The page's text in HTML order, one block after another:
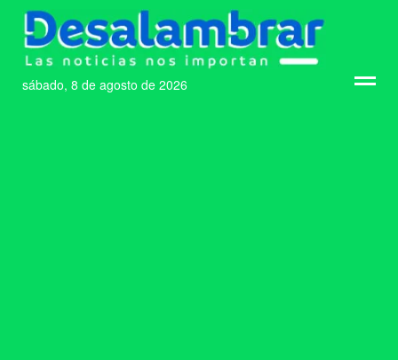
sábado, 8 de agosto de 2026